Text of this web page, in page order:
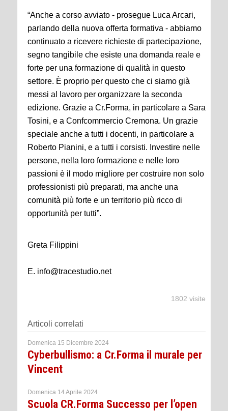
“Anche a corso avviato - prosegue Luca Arcari,
parlando della nuova offerta formativa - abbiamo
continuato a ricevere richieste di partecipazione,
segno tangibile che esiste una domanda reale e
forte per una formazione di qualità in questo
settore. È proprio per questo che ci siamo già
messi al lavoro per organizzare la seconda
edizione. Grazie a Cr.Forma, in particolare a Sara
Tosini, e a Confcommercio Cremona. Un grazie
speciale anche a tutti i docenti, in particolare a
Roberto Pianini, e a tutti i corsisti. Investire nelle
persone, nella loro formazione e nelle loro
passioni è il modo migliore per costruire non solo
professionisti più preparati, ma anche una
comunità più forte e un territorio più ricco di
opportunità per tutti”.
Greta Filippini
E. info@tracestudio.net
1802 visite
Articoli correlati
Domenica 15 Dicembre 2024
Cyberbullismo: a Cr.Forma il murale per
Vincent
Domenica 14 Aprile 2024
Scuola CR.Forma Successo per l’open